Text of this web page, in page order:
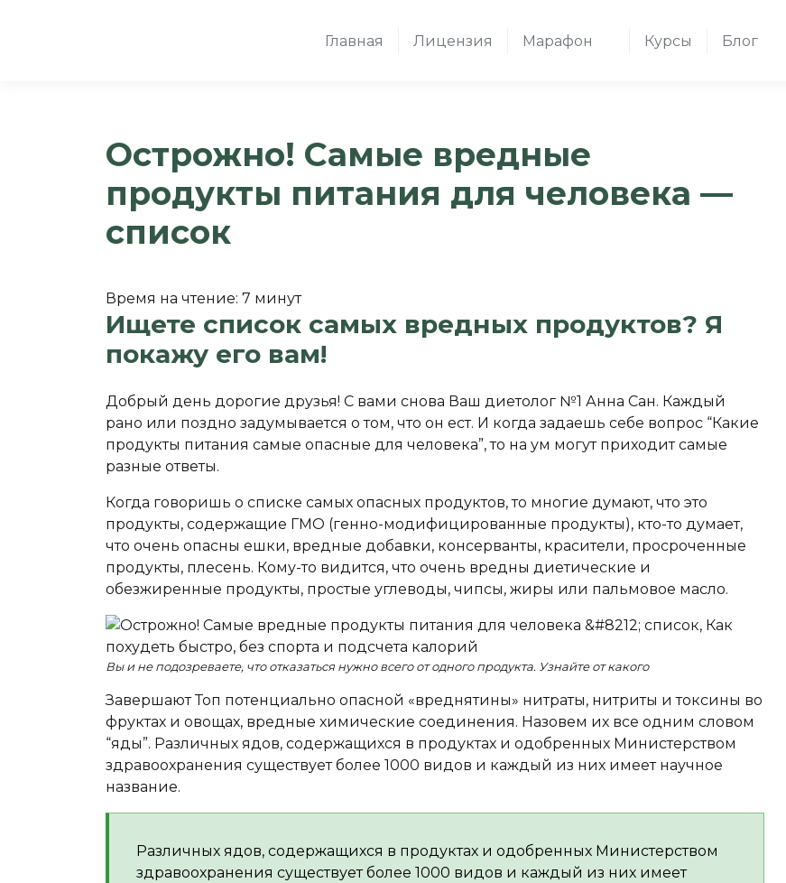
Главная Лицензия Марафон Курсы Блог
Острожно! Самые вредные
продукты питания для человека —
список
Время на чтение: 7 минут
Ищете список самых вредных продуктов? Я
покажу его вам!
Добрый день дорогие друзья! С вами снова Ваш диетолог №1 Анна Сан. Каждый
рано или поздно задумывается о том, что он ест. И когда задаешь себе вопрос “Какие
продукты питания самые опасные для человека”, то на ум могут приходит самые
разные ответы.
Когда говоришь о списке самых опасных продуктов, то многие думают, что это
продукты, содержащие ГМО (генно-модифицированные продукты), кто-то думает,
что очень опасны ешки, вредные добавки, консерванты, красители, просроченные
продукты, плесень. Кому-то видится, что очень вредны диетические и
обезжиренные продукты, простые углеводы, чипсы, жиры или пальмовое масло.
Вы и не подозреваете, что отказаться нужно всего от одного продукта. Узнайте от какого
Завершают Топ потенциально опасной «вреднятины» нитраты, нитриты и токсины во
фруктах и овощах, вредные химические соединения. Назовем их все одним словом
“яды”. Различных ядов, содержащихся в продуктах и одобренных Министерством
здравоохранения существует более 1000 видов и каждый из них имеет научное
название.
Различных ядов, содержащихся в продуктах и одобренных Министерством
здравоохранения существует более 1000 видов и каждый из них имеет